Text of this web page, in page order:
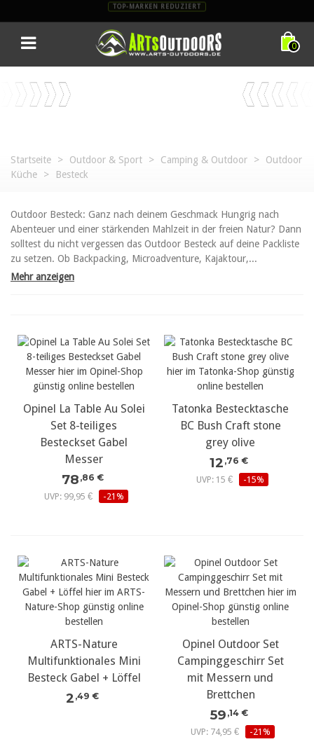
TOP-MARKEN REDUZIERT
0
Startseite > Outdoor & Sport > Camping & Outdoor >
Outdoor
Küche
> Besteck
Outdoor Besteck: Ganz nach deinem Geschmack Hungrig nach
Abenteuer und einer stärkenden Mahlzeit in der freien Natur? Dann
solltest du nicht vergessen das Outdoor Besteck auf deine Packliste
zu setzen. Ob Backpacking, Microadventure, Kajaktour,...
Mehr anzeigen
Opinel La Table Au Solei
Set 8-teiliges
Besteckset Gabel
Messer
78 ,86 €
UVP: 99,95 €
-21%
Tatonka Bestecktasche
BC Bush Craft stone
grey olive
12 ,76 €
UVP: 15 €
-15%
ARTS-Nature
Multifunktionales Mini
Besteck Gabel + Löffel
2 ,49 €
Opinel Outdoor Set
Campinggeschirr Set
mit Messern und
Brettchen
59 ,14 €
UVP: 74,95 €
-21%